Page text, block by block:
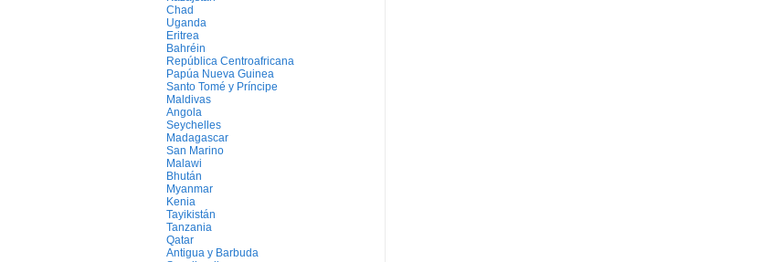
Chad
Uganda
Eritrea
Bahréin
República Centroafricana
Papúa Nueva Guinea
Santo Tomé y Príncipe
Maldivas
Angola
Seychelles
Madagascar
San Marino
Malawi
Bhután
Myanmar
Kenia
Tayikistán
Tanzania
Qatar
Antigua y Barbuda